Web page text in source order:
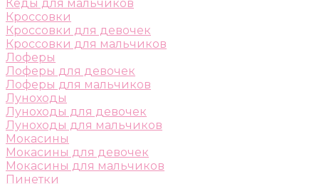
Кеды для мальчиков
Кроссовки
Кроссовки для девочек
Кроссовки для мальчиков
Лоферы
Лоферы для девочек
Лоферы для мальчиков
Луноходы
Луноходы для девочек
Луноходы для мальчиков
Мокасины
Мокасины для девочек
Мокасины для мальчиков
Пинетки